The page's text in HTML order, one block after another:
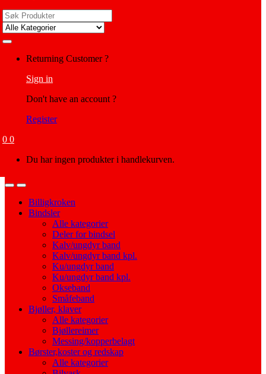
Search
for:
Returning Customer ?
Sign in
Don't have an account ?
Register
0 0
Du har ingen produkter i handlekurven.
OpenClose
Billigkroken
Bindsler
Alle kategorier
Deler for bindsel
Kalv/ungdyr band
Kalv/ungdyr band kpl.
Ku/ungdyr band
Ku/ungdyr band kpl.
Okseband
Småfeband
Bjøller, klaver
Alle kategorier
Bjøllereimer
Messing/kopperbelagt
Børster,koster og redskap
Alle kategorier